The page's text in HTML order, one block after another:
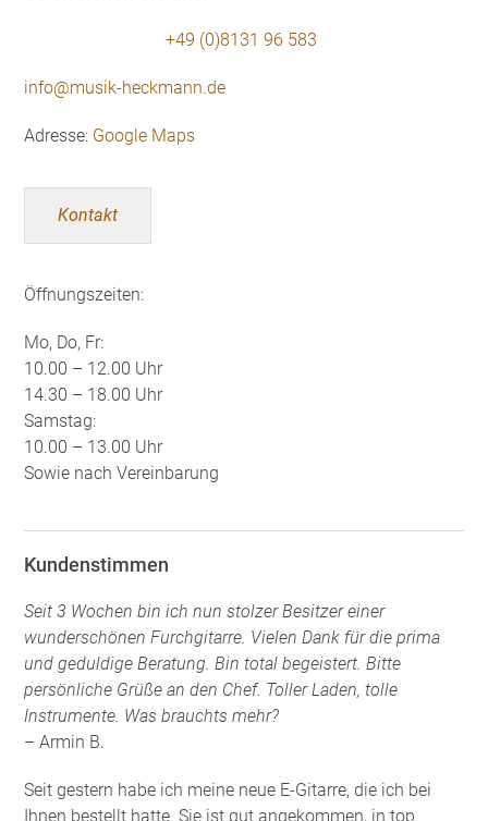
+49 (0)8131 96 583
info@musik-heckmann.de
Adresse: Google Maps
Kontakt
Öffnungszeiten:
Mo, Do, Fr:
10.00 – 12.00 Uhr
14.30 – 18.00 Uhr
Samstag:
10.00 – 13.00 Uhr
Sowie nach Vereinbarung
Kundenstimmen
Seit 3 Wochen bin ich nun stolzer Besitzer einer
wunderschönen Furchgitarre. Vielen Dank für die prima
und geduldige Beratung. Bin total begeistert. Bitte
persönliche Grüße an den Chef. Toller Laden, tolle
Instrumente. Was brauchts mehr?
– Armin B.
Seit gestern habe ich meine neue E-Gitarre, die ich bei
Ihnen bestellt hatte. Sie ist gut angekommen, in top